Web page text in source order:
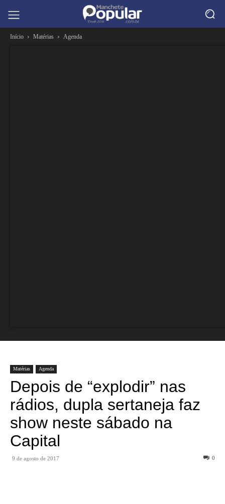
Início Matérias Agenda
Matérias Agenda
Depois de “explodir” nas
rádios, dupla sertaneja faz
show neste sábado na
Capital
9 de agosto de 2017 0